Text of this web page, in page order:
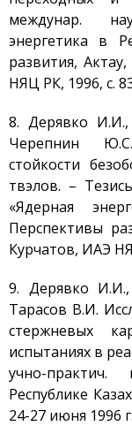
междунар.
энергетика в
развития,
НЯЦ РК, 1996, с.
8. Дерявко
Черепнин
стойкости
твэлов. –
«Ядерная
Перспективы
Курчатов, ИАЭ
9. Дерявко
Тарасов В.И.
стержневых
испытаниях в
учно-
Республике
24-27 июня 1996